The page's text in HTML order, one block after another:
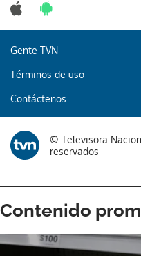
Gente TVN
Términos de uso
Contáctenos
© Televisora
reservados